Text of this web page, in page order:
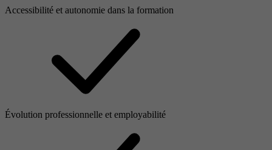
Accessibilité et autonomie dans la formation
Évolution professionnelle et employabilité